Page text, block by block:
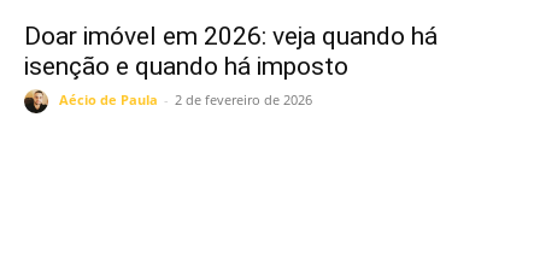
Doar imóvel em 2026: veja quando há
isenção e quando há imposto
Aécio de Paula - 2 de fevereiro de 2026